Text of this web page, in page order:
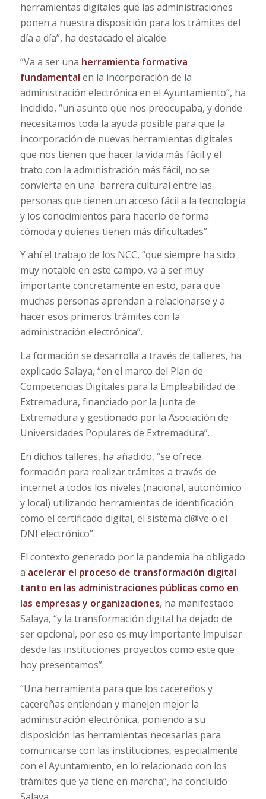
herramientas digitales que las administraciones
ponen a nuestra disposición para los trámites del
día a día”, ha destacado el alcalde.
“Va a ser una herramienta formativa
fundamental en la incorporación de la
administración electrónica en el Ayuntamiento”, ha
incidido, “un asunto que nos preocupaba, y donde
necesitamos toda la ayuda posible para que la
incorporación de nuevas herramientas digitales
que nos tienen que hacer la vida más fácil y el
trato con la administración más fácil, no se
convierta en una barrera cultural entre las
personas que tienen un acceso fácil a la tecnología
y los conocimientos para hacerlo de forma
cómoda y quienes tienen más dificultades”.
Y ahí el trabajo de los NCC, “que siempre ha sido
muy notable en este campo, va a ser muy
importante concretamente en esto, para que
muchas personas aprendan a relacionarse y a
hacer esos primeros trámites con la
administración electrónica”.
La formación se desarrolla a través de talleres, ha
explicado Salaya, “en el marco del Plan de
Competencias Digitales para la Empleabilidad de
Extremadura, financiado por la Junta de
Extremadura y gestionado por la Asociación de
Universidades Populares de Extremadura”.
En dichos talleres, ha añadido, “se ofrece
formación para realizar trámites a través de
internet a todos los niveles (nacional, autonómico
y local) utilizando herramientas de identificación
como el certificado digital, el sistema cl@ve o el
DNI electrónico”.
El contexto generado por la pandemia ha obligado
a acelerar el proceso de transformación digital
tanto en las administraciones públicas como en
las empresas y organizaciones, ha manifestado
Salaya, “y la transformación digital ha dejado de
ser opcional, por eso es muy importante impulsar
desde las instituciones proyectos como este que
hoy presentamos”.
“Una herramienta para que los cacereños y
cacereñas entiendan y manejen mejor la
administración electrónica, poniendo a su
disposición las herramientas necesarias para
comunicarse con las instituciones, especialmente
con el Ayuntamiento, en lo relacionado con los
trámites que ya tiene en marcha”, ha concluido